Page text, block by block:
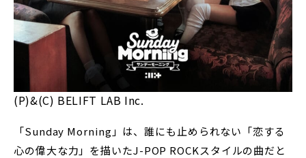
(P)&(C) BELIFT LAB Inc.
「Sunday Morning」は、誰にも止められない「恋する
心の偉大な力」を描いたJ-POP ROCKスタイルの曲だと